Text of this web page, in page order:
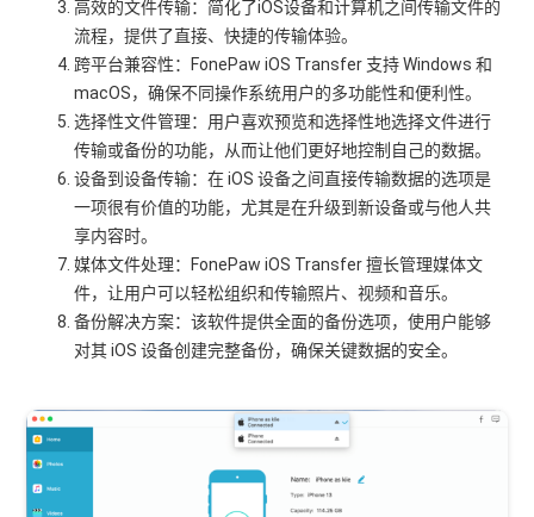
高效的文件传输：简化了iOS设备和计算机之间传输文件的
流程，提供了直接、快捷的传输体验。
跨平台兼容性：FonePaw iOS Transfer 支持 Windows 和
macOS，确保不同操作系统用户的多功能性和便利性。
选择性文件管理：用户喜欢预览和选择性地选择文件进行
传输或备份的功能，从而让他们更好地控制自己的数据。
设备到设备传输：在 iOS 设备之间直接传输数据的选项是
一项很有价值的功能，尤其是在升级到新设备或与他人共
享内容时。
媒体文件处理：FonePaw iOS Transfer 擅长管理媒体文
件，让用户可以轻松组织和传输照片、视频和音乐。
备份解决方案：该软件提供全面的备份选项，使用户能够
对其 iOS 设备创建完整备份，确保关键数据的安全。